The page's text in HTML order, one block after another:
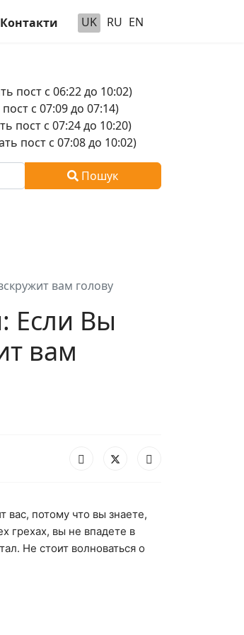
Контакти UK RU EN
пост с 06:22 до 10:02)
с 07:09 до 07:14)
пост с 07:24 до 10:20)
пост с 07:08 до 10:02)
Пошук
вам голову
Если Вы
вам
вас, потому что вы знаете,
грехах, вы не впадете в
Не стоит волноваться о